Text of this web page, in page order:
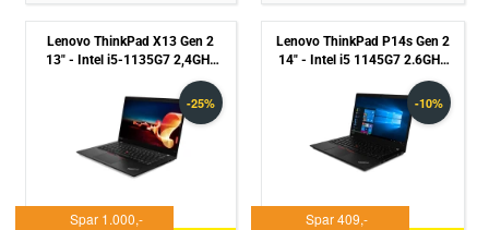
Lenovo ThinkPad X13 Gen 2
13" - Intel i5-1135G7 2,4GHz
512GB NVMe 16GB Win11 Pro
- Grade C
Lenovo ThinkPad P14s Gen 2
14" - Intel i5 1145G7 2.6GHz
256GB NVMe 8GB - Nvidia
T500 - Win11 Pro - Grade B